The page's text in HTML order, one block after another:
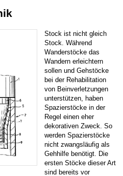
Stock ist nicht gleich
Stock. Während
Wanderstöcke das
Wandern erleichtern
sollen und Gehstöcke
bei der Rehabilitation
von Beinverletzungen
unterstützen, haben
Spazierstöcke in der
Regel einen eher
dekorativen Zweck. So
werden Spazierstöcke
nicht zwangsläufig als
Gehhilfe benötigt. Die
ersten Stöcke dieser Art
sind bereits vor